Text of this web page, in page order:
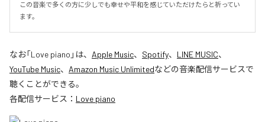
この音楽で多くの方に少しでも幸せや平和を感じていただけたらと祈ってい
ます。
なお「Love piano 」は、 Apple Music、 Spotify、 LINE MUSIC、
YouTube Music、 Amazon Music Unlimitedなどの音楽配信サービスで
聴くことができる。
各配信サービス： Love piano